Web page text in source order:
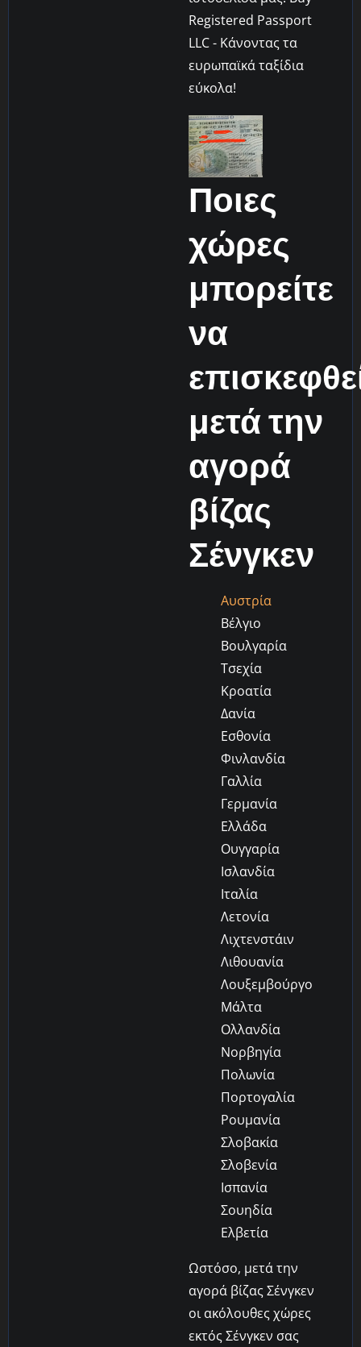
Registered Passport
LLC - Κάνοντας τα
ευρωπαϊκά ταξίδια
εύκολα!
Ποιες
χώρες
μπορείτε
να
μετά την
αγορά
βίζας
Σένγκεν
Αυστρία
Βέλγιο
Βουλγαρία
Τσεχία
Κροατία
Δανία
Εσθονία
Φινλανδία
Γαλλία
Γερμανία
Ελλάδα
Ουγγαρία
Ισλανδία
Ιταλία
Λετονία
Λιχτενστάιν
Λιθουανία
Λουξεμβούργο
Μάλτα
Ολλανδία
Νορβηγία
Πολωνία
Πορτογαλία
Ρουμανία
Σλοβακία
Σλοβενία
Ισπανία
Σουηδία
Ελβετία
Ωστόσο, μετά την
αγορά βίζας Σένγκεν
οι ακόλουθες χώρες
εκτός Σένγκεν σας